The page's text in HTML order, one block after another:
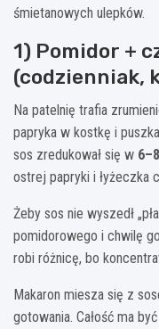
śmietanowych ulepków.
1) Pomidor +
(codzienniak,
Na patelnię trafia
papryka w kostkę i
sos zredukował się w
ostrej papryki i łyżeczka
Żeby sos nie wyszedł
pomidorowego i chwilę
robi różnicę, bo
Makaron miesza się z
gotowania. Całość ma